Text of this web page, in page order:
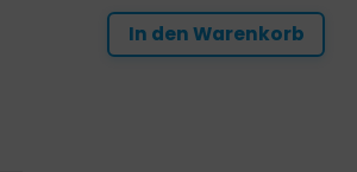
In den Warenkorb